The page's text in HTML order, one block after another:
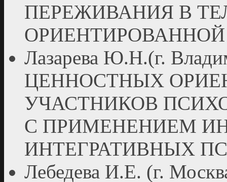
ПЕРЕЖИВАНИЯ В
Лазарева Ю.Н.(г.
ЦЕННОСТНЫХ
УЧАСТНИКОВ
С ПРИМЕНЕНИЕМ
ИНТЕГРАТИВНЫХ
Лебедева И.Е. (г.